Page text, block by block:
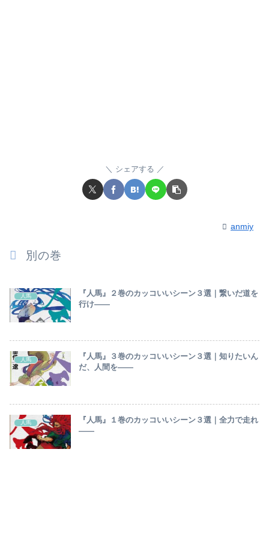
シェアする
anmiy
別の巻
人馬
『人馬』２巻のカッコいいシーン３選｜繋いだ道を
行け――
人馬
『人馬』３巻のカッコいいシーン３選｜知りたいん
だ、人間を――
人馬
『人馬』１巻のカッコいいシーン３選｜全力で走れ
――